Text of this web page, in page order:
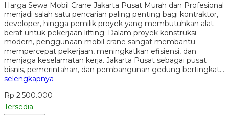
Harga Sewa Mobil Crane Jakarta Pusat Murah dan Profesional
menjadi salah satu pencarian paling penting bagi kontraktor,
developer, hingga pemilik proyek yang membutuhkan alat
berat untuk pekerjaan lifting. Dalam proyek konstruksi
modern, penggunaan mobil crane sangat membantu
mempercepat pekerjaan, meningkatkan efisiensi, dan
menjaga keselamatan kerja. Jakarta Pusat sebagai pusat
bisnis, pemerintahan, dan pembangunan gedung bertingkat…
selengkapnya
Rp 2.500.000
Tersedia